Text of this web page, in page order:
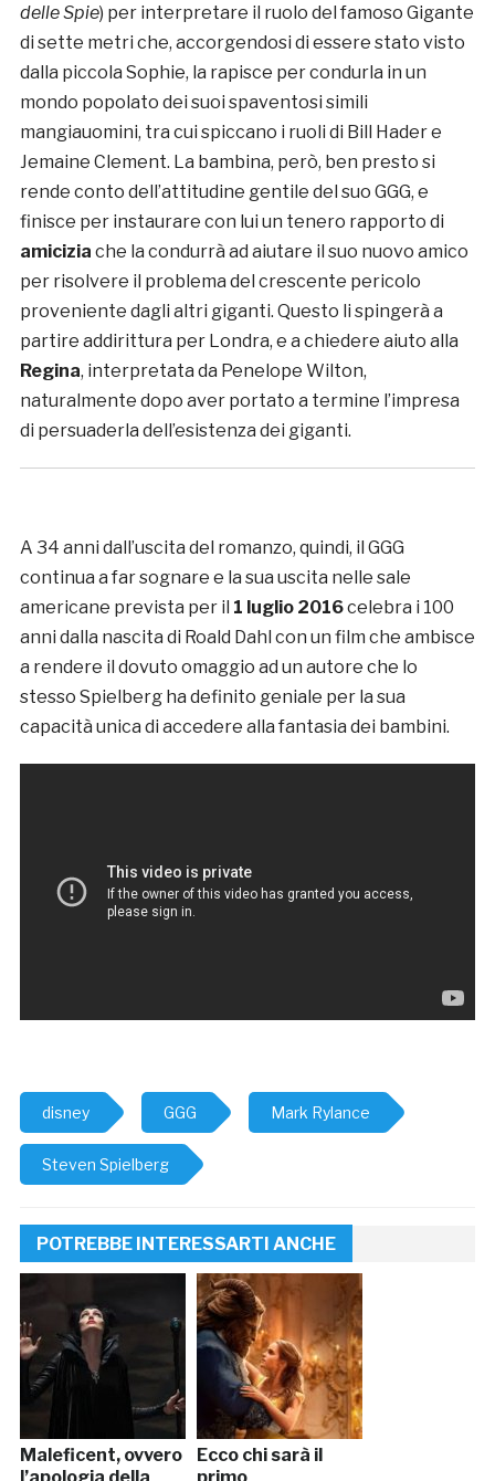
delle Spie) per interpretare il ruolo del famoso Gigante
di sette metri che, accorgendosi di essere stato visto
dalla piccola Sophie, la rapisce per condurla in un
mondo popolato dei suoi spaventosi simili
mangiauomini, tra cui spiccano i ruoli di Bill Hader e
Jemaine Clement. La bambina, però, ben presto si
rende conto dell’attitudine gentile del suo GGG, e
finisce per instaurare con lui un tenero rapporto di
amicizia che la condurrà ad aiutare il suo nuovo amico
per risolvere il problema del crescente pericolo
proveniente dagli altri giganti. Questo li spingerà a
partire addirittura per Londra, e a chiedere aiuto alla
Regina, interpretata da Penelope Wilton,
naturalmente dopo aver portato a termine l’impresa
di persuaderla dell’esistenza dei giganti.
A 34 anni dall’uscita del romanzo, quindi, il GGG
continua a far sognare e la sua uscita nelle sale
americane prevista per il 1 luglio 2016celebra i 100
anni dalla nascita di Roald Dahl con un film che ambisce
a rendere il dovuto omaggio ad un autore che lo
stesso Spielberg ha definito geniale per la sua
capacità unica di accedere alla fantasia dei bambini.
disney GGG Mark Rylance
Steven Spielberg
POTREBBE INTERESSARTI ANCHE
Maleficent, ovvero
Ecco chi sarà il